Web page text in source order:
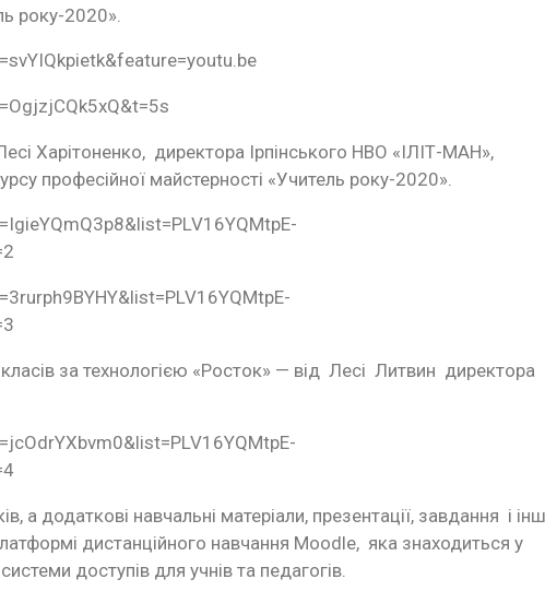
року-2020».
Харітоненко, директора Ірпінського НВО «ІЛІТ-МАН»,
професійної майстерності «Учитель року-2020».
за технологією «Росток» — від Лесі Литвин директора
а додаткові навчальні матеріали, презентації, завдання і
дистанційного навчання Moodle, яка знаходиться у
доступів для учнів та педагогів.